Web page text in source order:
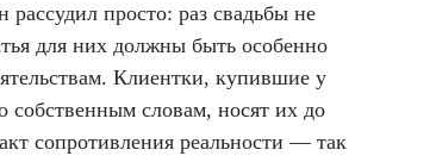
просто: раз свадьбы не
для них должны быть особенно
Клиентки, купившие у
собственным словам, носят их до
сопротивления реальности — так